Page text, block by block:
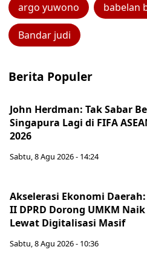
argo yuwono babelan
Bandar judi
Berita Populer
John Herdman: Tak Sabar
Singapura Lagi di FIFA
2026
Sabtu, 8 Agu 2026 - 14:24
Akselerasi Ekonomi
II DPRD Dorong UMKM
Lewat Digitalisasi Masif
Sabtu, 8 Agu 2026 - 10:36